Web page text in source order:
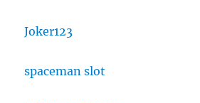
Joker123
spaceman slot